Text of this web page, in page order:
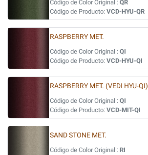
Código de Color Original : QR
Código de Producto: VCD-HYU-QR
RASPBERRY MET.
Código de Color Original : QI
Código de Producto: VCD-HYU-QI
RASPBERRY MET. (VEDI HYU-QI)
Código de Color Original : QI
Código de Producto: VCD-MIT-QI
SAND STONE MET.
Código de Color Original : RI